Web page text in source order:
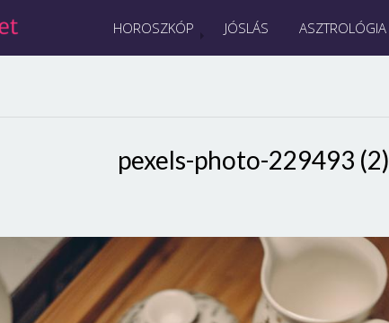
HOROSZKÓP JÓSLÁS ASZTROLÓGIA
pexels-photo-229493 (2)